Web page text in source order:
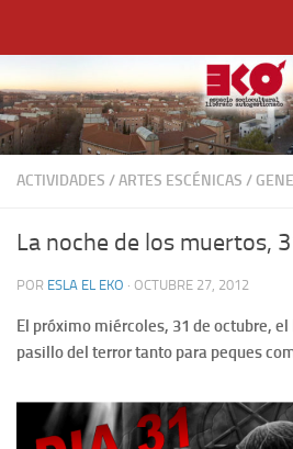
ACTIVIDADES /ARTES ESCÉNICAS /
La noche de los muertos,
POR ESLA EL EKO · OCTUBRE 27, 2012
El próximo miércoles, 31 de octubre, el
pasillo del terror tanto para peques